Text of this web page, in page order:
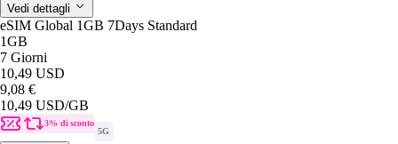
Vedi dettagli
eSIM Global 1GB 7Days Standard
1GB
7 Giorni
10,49 USD
9,08 €
10,49 USD/GB
3% di sconto
5G